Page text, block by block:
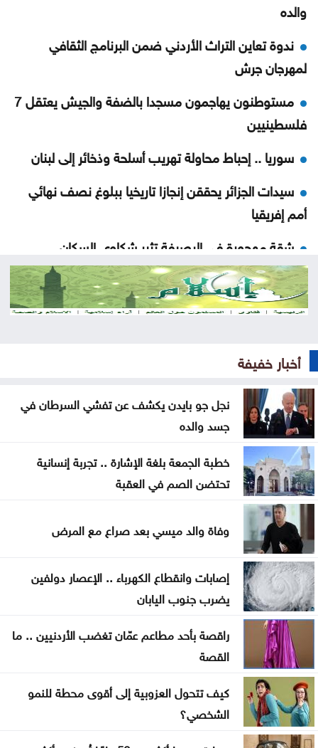
والده
ندوة تعاين التراث الأردني ضمن البرنامج الثقافي
لمهرجان جرش
مستوطنون يهاجمون مسجدا بالضفة والجيش يعتقل 7
فلسطينيين
سوريا .. إحباط محاولة تهريب أسلحة وذخائر إلى لبنان
سيدات الجزائر يحققن إنجازا تاريخيا ببلوغ نصف نهائي
أمم إفريقيا
شقة مهجورة في الرصيفة تثير شكاوى السكان ..
تفاصيل
السعودية واليمن وقطر ترحب ببيان مجلس الأمن إزاء
المنتخب الوطني ت 20 يتغلب على نظيره الكويتي وديا
الصفدي والزياني يبحثان تطورات الأوضاع الإقليمية
وسبل إنهاء التصعيد
اضطرابات جوية موسمية تضرب مناطق عربية خلال
الأيام المقبلة
كان الله في عون وزير التربية والتعليم والتعليم العالي ..
استحقاقات ثقيلة واختبار حقيقي للكفاءة والحوكمة
تركيا تطالب روسيا وأوكرانيا بتعليق الهجمات في البحر
الأسود
اتفاق مكة وإعادة تشكيل الأمن الإقليمي… لماذا تبحث
الدول العربية عن مظلات جديدة؟ وأين مصر؟
رحلة في ذاكرة الوطن .. موظفو اليرموك يثمّنون جهود
نادي العاملين
دولة صغيرة .. بس قَدّ حالنا وأكبر من الخارطة !
أخبار خفيفة
نجل جو بايدن يكشف عن تفشي السرطان في
جسد والده
خطبة الجمعة بلغة الإشارة .. تجربة إنسانية
تحتضن الصم في العقبة
وفاة والد ميسي بعد صراع مع المرض
إصابات وانقطاع الكهرباء .. الإعصار دولفين
يضرب جنوب اليابان
راقصة بأحد مطاعم عمّان تغضب الأردنيين .. ما
القصة
كيف تتحول العزوبية إلى أقوى محطة للنمو
الشخصي؟